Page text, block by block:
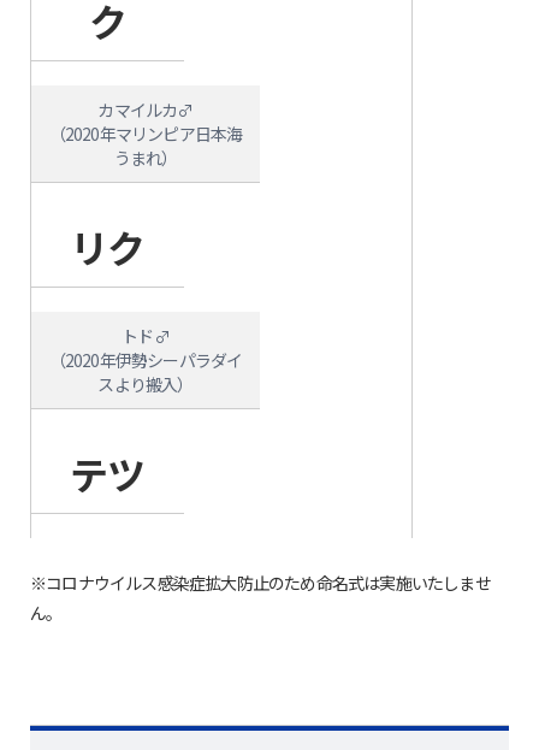
ク
カマイルカ♂
（2020年マリンピア日本海
うまれ）
リク
トド♂
（2020年伊勢シーパラダイ
スより搬入）
テツ
※コロナウイルス感染症拡大防止のため命名式は実施いたしませ
ん。